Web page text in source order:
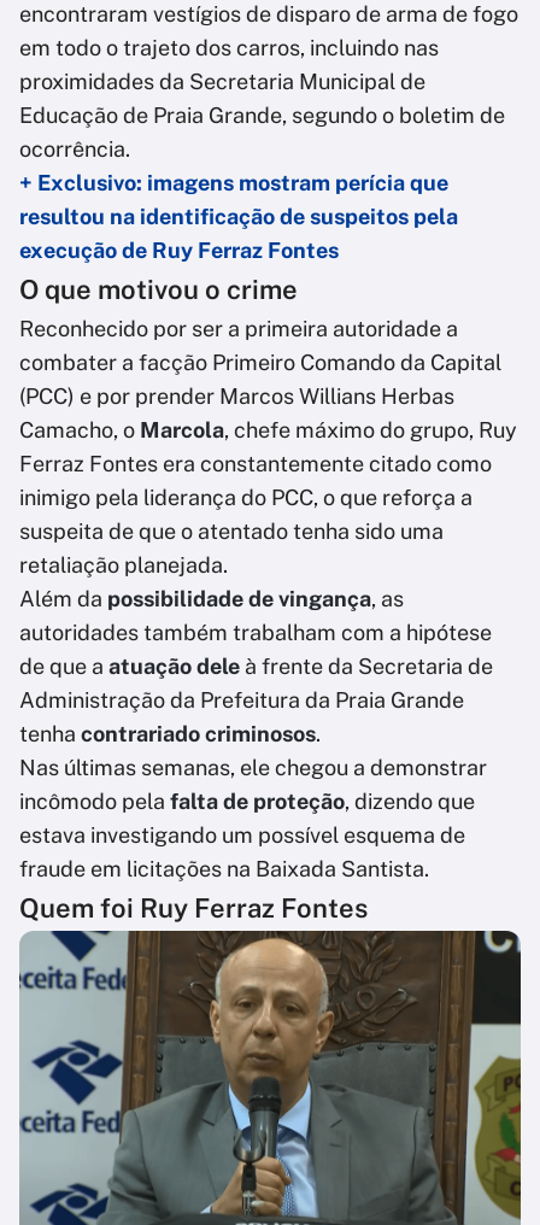
encontraram vestígios de disparo de arma de fogo
em todo o trajeto dos carros, incluindo nas
proximidades da Secretaria Municipal de
Educação de Praia Grande, segundo o boletim de
ocorrência.
+ Exclusivo: imagens mostram perícia que
resultou na identificação de suspeitos pela
execução de Ruy Ferraz Fontes
O que motivou o crime
Reconhecido por ser a primeira autoridade a
combater a facção Primeiro Comando da Capital
(PCC) e por prender Marcos Willians Herbas
Camacho, o Marcola, chefe máximo do grupo, Ruy
Ferraz Fontes era constantemente citado como
inimigo pela liderança do PCC, o que reforça a
suspeita de que o atentado tenha sido uma
retaliação planejada.
Além da possibilidade de vingança, as
autoridades também trabalham com a hipótese
de que a atuação dele à frente da Secretaria de
Administração da Prefeitura da Praia Grande
tenha contrariado criminosos.
Nas últimas semanas, ele chegou a demonstrar
incômodo pela falta de proteção, dizendo que
estava investigando um possível esquema de
fraude em licitações na Baixada Santista.
Quem foi Ruy Ferraz Fontes